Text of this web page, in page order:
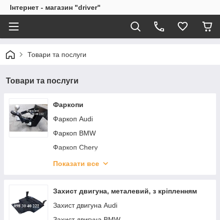
Інтернет - магазин "driver"
Товари та послуги
Товари та послуги
Фаркопи
Фаркоп Audi
Фаркоп BMW
Фаркоп Chery
Фаркоп Chevrolet
Фаркоп Dacia
Фаркоп Daewoo
Показати все
Захист двигуна, металевий, з кріпленням
Захист двигуна Audi